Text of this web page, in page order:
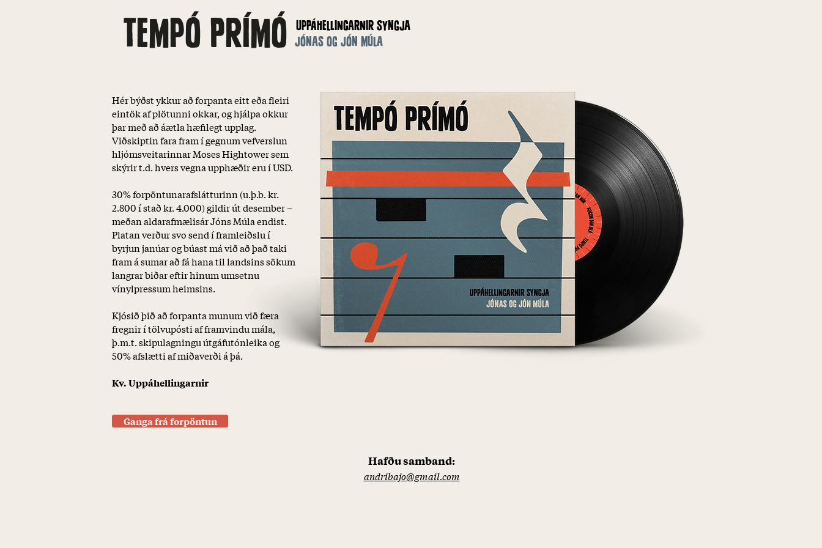
TEMPÓ PRÍMÓ UPPÁHELLINGARNIR SYNGJA
JÓNAS OG JÓN MÚLA
Hér býðst ykkur að forpanta eitt eða fleiri
eintök af plötunni okkar, og hjálpa okkur
þar með að áætla hæfilegt upplag.
Viðskiptin fara fram í gegnum vefverslun
hljómsveitarinnar Moses Hightower sem
skýrir t.d. hvers vegna upphæðir eru í USD.
30% forpöntunarafslátturinn (u.þ.b. kr.
2.800 í stað kr. 4.000) gildir út desember –
meðan aldarafmælisár Jóns Múla endist.
Platan verður svo send í framleiðslu í
byrjun janúar og búast má við að það taki
fram á sumar að fá hana til landsins sökum
langrar biðar eftir hinum umsetnu
vínylpressum heimsins.
Kjósið þið að forpanta munum við færa
fregnir í tölvupósti af framvindu mála,
þ.m.t. skipulagningu útgáfutónleika og
50% afslætti af miðaverði á þá.
Kv. Uppáhellingarnir
Ganga frá forpöntun
Hafðu samband:
andribajo@gmail.com